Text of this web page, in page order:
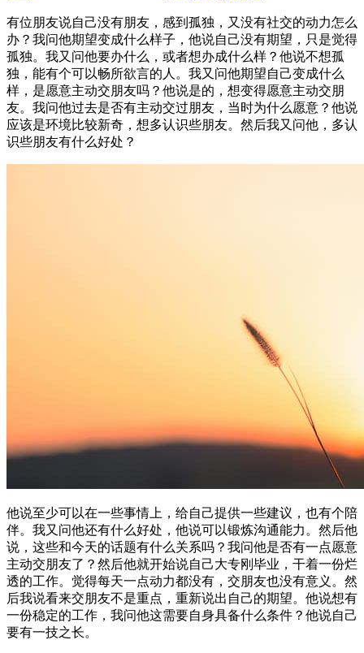
有位朋友说自己没有朋友，感到孤独，又没有社交的动力怎么
办？我问他期望变成什么样子，他说自己没有期望，只是觉得
孤独。我又问他要办什么，或者想办成什么样？他说不想孤
独，能有个可以畅所欲言的人。我又问他期望自己变成什么
样，是愿意主动交朋友吗？他说是的，想变得愿意主动交朋
友。我问他过去是否有主动交过朋友，当时为什么愿意？他说
应该是环境比较新奇，想多认识些朋友。然后我又问他，多认
识些朋友有什么好处？
他说至少可以在一些事情上，给自己提供一些建议，也有个陪
伴。我又问他还有什么好处，他说可以锻炼沟通能力。然后他
说，这些和今天的话题有什么关系吗？我问他是否有一点愿意
主动交朋友了？然后他就开始说自己大专刚毕业，干着一份烂
透的工作。觉得每天一点动力都没有，交朋友也没有意义。然
后我说看来交朋友不是重点，重新说出自己的期望。他说想有
一份稳定的工作，我问他这需要自身具备什么条件？他说自己
要有一技之长。